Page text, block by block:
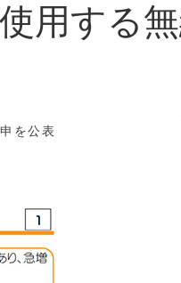
用する
を公表